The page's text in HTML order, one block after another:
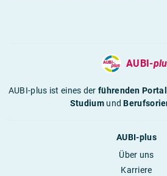
AUBI-
AUBI-plus ist eines derführenden
Studiumund
AUBI-plus
Über uns
Karriere